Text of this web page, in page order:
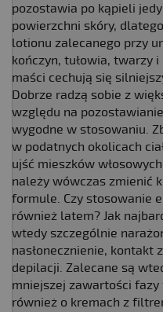
pozostawia po kąpieli
powierzchni skóry,
lotionu zalecanego przy
kończyn, tułowia, twarzy
maści cechują się
Dobrze radzą sobie z
względu na
wygodne w stosowaniu.
w podatnych okolicach
ujść mieszków
należy wówczas zmienić
formule. Czy stosowanie
również latem? Jak
wtedy szczególnie
nasłonecznienie, kontakt
depilacji. Zalecane są
mniejszej zawartości fazy
również o kremach z